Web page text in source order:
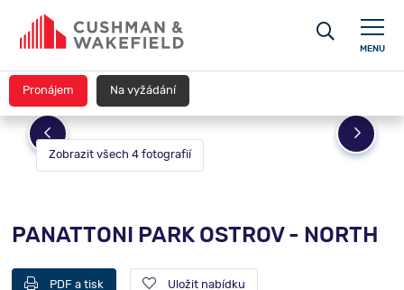
MENU
Zobrazit všech 4 fotografií
PANATTONI PARK OSTROV - NORTH
PDF a tisk Uložit nabídku
Pronájem Na vyžádání